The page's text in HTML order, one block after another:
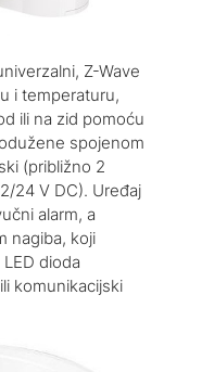
Z-Wave
i temperaturu,
ili na zid pomoću
spojenom
(približno 2
24 V DC). Uređaj
alarm, a
nagiba, koji
dioda
komunikacijski